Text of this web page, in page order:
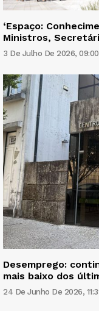
‘Espaço:
Ministros,
3 De Julho De 2026,
Desemprego:
mais baixo dos
24 De Junho De 2026,